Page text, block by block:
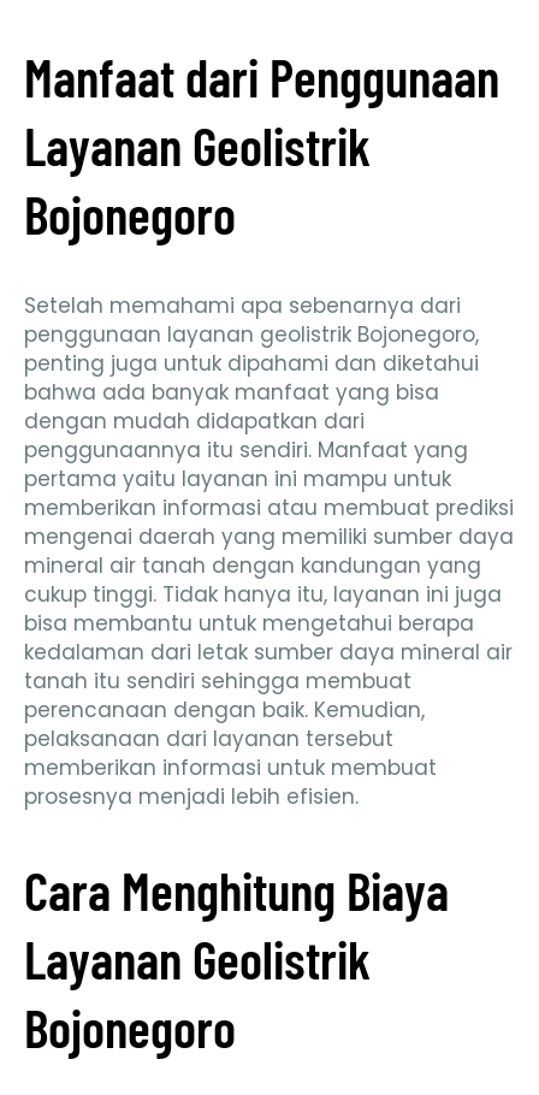
Manfaat dari Penggunaan
Layanan Geolistrik
Bojonegoro
Setelah memahami apa sebenarnya dari
penggunaan layanan geolistrik Bojonegoro,
penting juga untuk dipahami dan diketahui
bahwa ada banyak manfaat yang bisa
dengan mudah didapatkan dari
penggunaannya itu sendiri. Manfaat yang
pertama yaitu layanan ini mampu untuk
memberikan informasi atau membuat prediksi
mengenai daerah yang memiliki sumber daya
mineral air tanah dengan kandungan yang
cukup tinggi. Tidak hanya itu, layanan ini juga
bisa membantu untuk mengetahui berapa
kedalaman dari letak sumber daya mineral air
tanah itu sendiri sehingga membuat
perencanaan dengan baik. Kemudian,
pelaksanaan dari layanan tersebut
memberikan informasi untuk membuat
prosesnya menjadi lebih efisien.
Cara Menghitung Biaya
Layanan Geolistrik
Bojonegoro